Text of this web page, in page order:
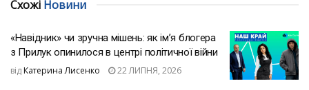
Схожі Новини
«Навідник» чи зручна мішень: як ім’я блогера
з Прилук опинилося в центрі політичної війни
від Катерина Лисенко 22 ЛИПНЯ, 2026